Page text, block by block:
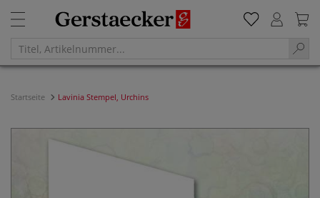
Startseite Lavinia Stempel, Urchins